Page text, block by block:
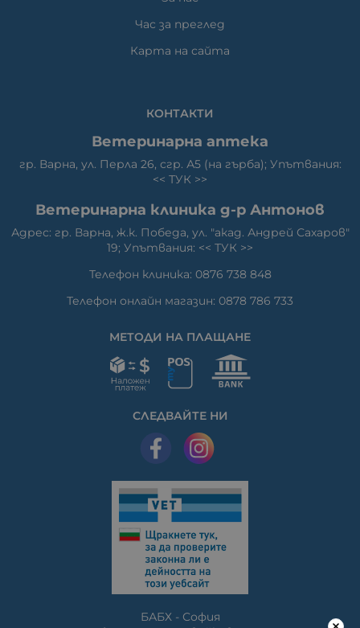
Час за преглед
Карта на сайта
КОНТАКТИ
Ветеринарна аптека
гр. Варна, ул. Перла 26, сгр. А5 (на гърба); Упътвания:
<< ТУК >>
Ветеринарна клиника д-р Антонов
Адрес: гр. Варна, ж.к. Победа, ул. "акад. Андрей Сахаров"
19; Упътвания: << ТУК >>
Телефон клиника: 0876 738 848
Телефон онлайн магазин: 0878 786 733
МЕТОДИ НА ПЛАЩАНЕ
СЛЕДВАЙТЕ НИ
БАБХ - София